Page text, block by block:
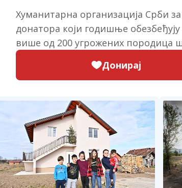
Хуманитарна организација Срби
донатора који годишње
више од 200 угрожених породица
Донирај